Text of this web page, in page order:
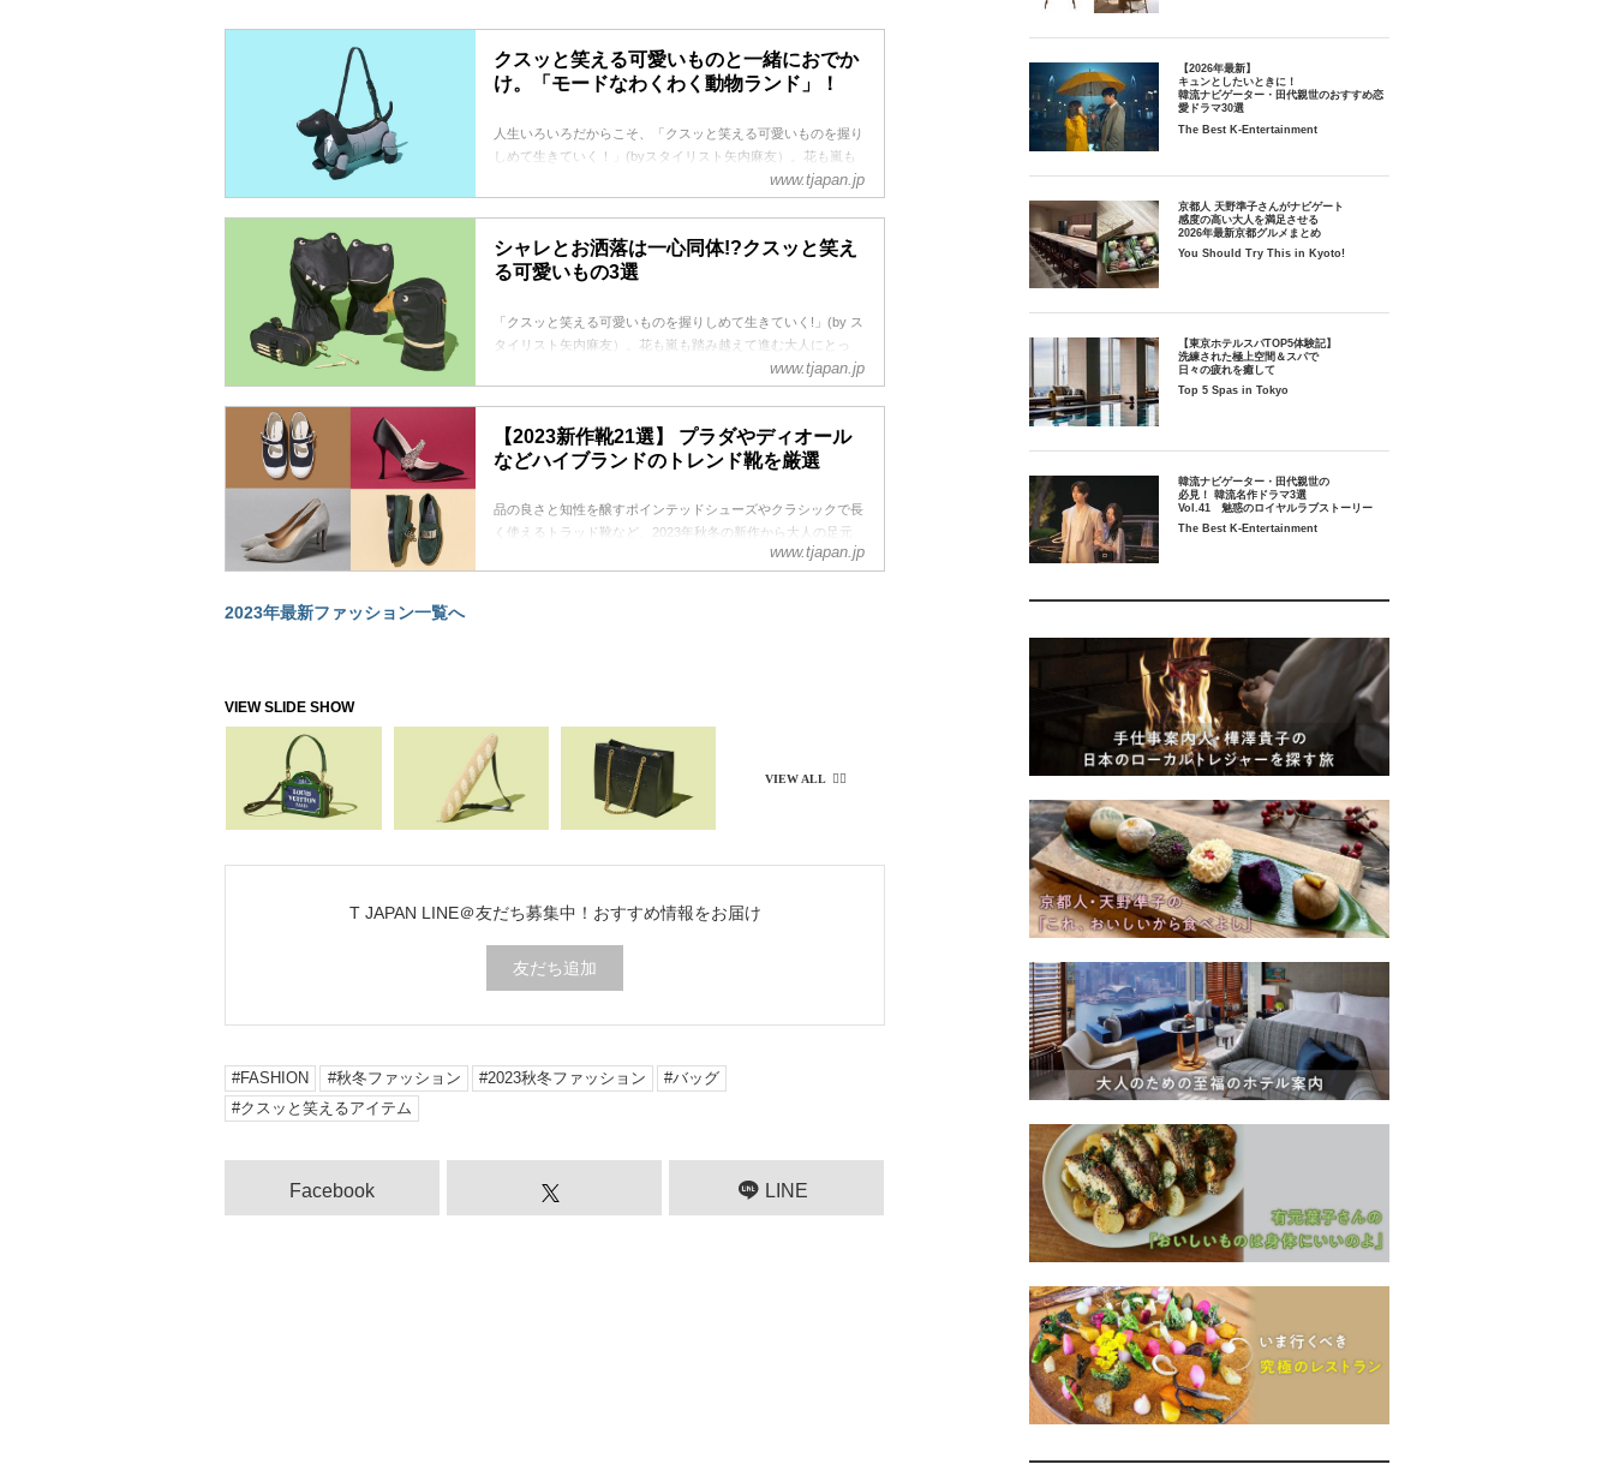
クスッと笑える可愛いものと一緒におでか
け。「モードなわくわく動物ランド」！
人生いろいろだからこそ、「クスッと笑える可愛いものを握り
しめて生きていく！」(byスタイリスト矢内麻友）。花も嵐も
踏み越えて進む大人にとって、お洒落は毎日をハッピーに乗り
切るためのお助けアイテム。まずは自分が機嫌よく過ごすた
び心は大人のゆとり、ウィットの効いたハッピー・アイテムを
今月も厳選ご紹介！
www.tjapan.jp
シャレとお洒落は一心同体!?クスッと笑え
る可愛いもの3選
「クスッと笑える可愛いものを握りしめて生きていく!」(by ス
タイリスト矢内麻友）。花も嵐も踏み越えて進む大人にとっ
て、お洒落は、毎日をハッピーに乗り切るためのお助けアイテ
ムでもある。まずは自分が機嫌よく過ごすため。そして、周囲
バー、遊び心は大人のゆとり。ウィットの効いたハッピー・ア
イテムを今月も厳選ご紹介！
www.tjapan.jp
【2023新作靴21選】 プラダやディオール
などハイブランドのトレンド靴を厳選
品の良さと知性を醸すポインテッドシューズやクラシックで長
く使えるトラッド靴など、2023年秋冬の新作から大人の足元
に上質さをプラスする靴をおすすめブランドから厳選紹介
www.tjapan.jp
2023年最新ファッション一覧へ
T JAPAN LINE＠友だち募集中！ おすすめ情報をお届け
友だち追加
FASHION 秋冬ファッション 2023秋冬ファッション
バッグ
クスッと笑えるアイテム
Facebook LINE
【2026年最新】
キュンとしたいときに！
韓流ナビゲーター・田代親世のおすすめ恋
愛ドラマ30選
The Best K-Entertainment
京都人 天野準子さんがナビゲート
感度の高い大人を満足させる
2026年最新京都グルメまとめ
You Should Try This in Kyoto!
【東京ホテルスパTOP5体験記】
洗練された極上空間＆スパで
日々の疲れを癒して
Top 5 Spas in Tokyo
韓流ナビゲーター・田代親世の
必見！ 韓流名作ドラマ3選
Vol.41 魅惑のロイヤルラブストーリー
The Best K-Entertainment